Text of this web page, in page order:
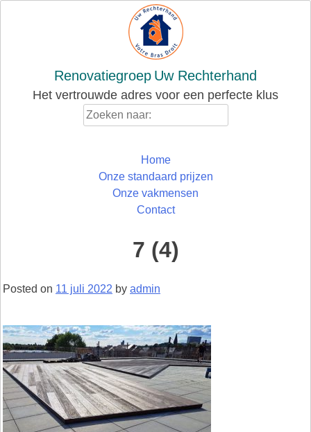
Renovatiegroep Uw Rechterhand
Het vertrouwde adres voor een perfecte klus
Home
Onze standaard prijzen
Onze vakmensen
Contact
7 (4)
Posted on 11 juli 2022 by admin